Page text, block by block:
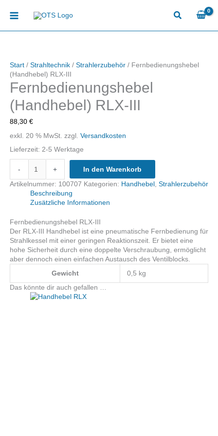
Inhalt
Start / Strahltechnik / Strahlerzubehör / Fernbedienungshebel
(Handhebel) RLX-III
Fernbedienungshebel
(Handhebel) RLX-III
88,30 €
exkl. 20 % MwSt. zzgl. Versandkosten
Lieferzeit: 2-5 Werktage
-
Fernbedienungshebel
(Handhebel)
RLX-
+
In den Warenkorb
Artikelnummer: 100707 Kategorien: Handhebel Strahlerzubehör
Beschreibung
Zusätzliche Informationen
Fernbedienungshebel RLX-III
Der RLX-III Handhebel ist eine pneumatische Fernbedienung für
Strahlkessel mit einer geringen Reaktionszeit. Er bietet eine
hohe Sicherheit durch eine doppelte Verschraubung, ermöglicht
aber dennoch einen einfachen Austausch des Ventilblocks.
Gewicht
0,5 kg
Das könnte dir auch gefallen …